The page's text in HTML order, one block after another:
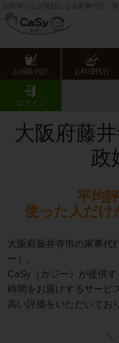
お財布と心が笑顔になる家事代行・
お掃除代行 お料理代行
ログイン
CaSy TOP
藤井寺市の家事代行･家政婦サー
大阪府藤
政
平均
使った人だけ
大阪府藤井寺市の家事代
ー）。
CaSy（カジー）が提供
時間をお届けするサービ
高い評価をいただいてお
＼